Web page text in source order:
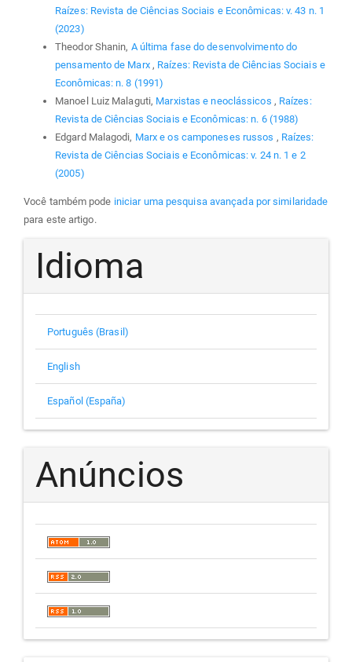
Raízes: Revista de Ciências Sociais e Econômicas: v. 43 n. 1
(2023)
Theodor Shanin, A última fase do desenvolvimento do
pensamento de Marx , Raízes: Revista de Ciências Sociais e
Econômicas: n. 8 (1991)
Manoel Luiz Malaguti, Marxistas e neoclássicos , Raízes:
Revista de Ciências Sociais e Econômicas: n. 6 (1988)
Edgard Malagodi, Marx e os camponeses russos , Raízes:
Revista de Ciências Sociais e Econômicas: v. 24 n. 1 e 2
(2005)
Você também pode iniciar uma pesquisa avançada por similaridade
para este artigo.
Idioma
Português (Brasil)
English
Español (España)
Anúncios